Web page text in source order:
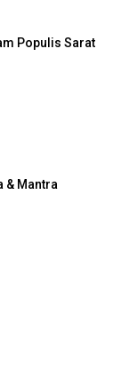
Populis Sarat
& Mantra